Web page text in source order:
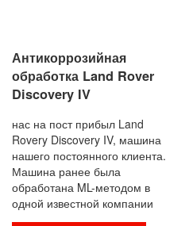
Антикоррозийная
обработка Land Rover
Discovery IV
нас на пост прибыл Land
Rovery Discovery IV, машина
нашего постоянного клиента.
Машина ранее была
обработана ML-методом в
одной известной компании